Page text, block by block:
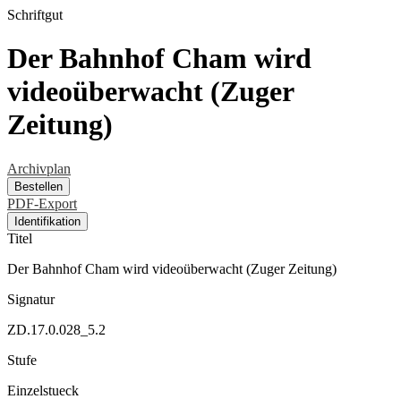
Schriftgut
Der Bahnhof Cham wird
videoüberwacht (Zuger
Zeitung)
Archivplan
Bestellen
PDF-Export
Identifikation
Titel
Der Bahnhof Cham wird videoüberwacht (Zuger Zeitung)
Signatur
ZD.17.0.028_5.2
Stufe
Einzelstueck